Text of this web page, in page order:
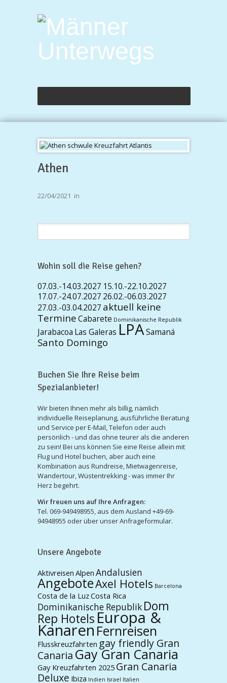
Athen
22/04/2021 in
Wohin soll die Reise gehen?
07.03.-14.03.2027 15.10.-22.10.2027
17.07.-24.07.2027 26.02.-06.03.2027
27.03.-03.04.2027 aktuell keine
TermineCabarete Dominikanische Republik
Jarabacoa Las Galeras LPASamaná
Santo Domingo
Buchen Sie Ihre Reise beim
Spezialanbieter!
Wir bieten Ihnen mehr als billig, nämlich
individuelle Reiseplanung, ausführliche Beratung
und Service per E-Mail, Telefon oder auch
persönlich - und das ohne teurer als die anderen
zu sein! Bei uns können Sie eine Reise allein mit
Flug und Hotel buchen, aber auch eine
Kombination aus Rundreise, Mietwagenreise,
Wandertour, Wüstentrekking - was immer Ihr
Herz begehrt.
Wir freuen uns auf Ihre Anfragen:
Tel. 069-949498955, aus dem Ausland +49-69-
94948955 oder über unser Anfrageformular.
Unsere Angebote
Aktivreisen Alpen Andalusien
AngeboteAxel Hotels Barcelona
Costa de la LuzCosta Rica
Dominikanische Republik Dom
Rep HotelsEuropa &
Kanaren Fernreisen
Flusskreuzfahrten gay friendly Gran
Canaria Gay Gran Canaria
Gay Kreuzfahrten 2025 Gran Canaria
Deluxe Ibiza Indien Israel Italien